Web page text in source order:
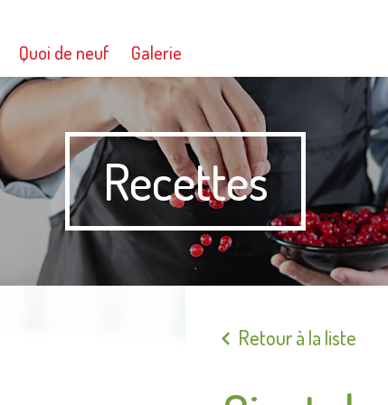
Quoi de neuf Galerie
Recettes
Retour à la liste